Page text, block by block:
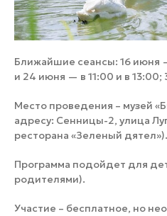
Ближайшие сеансы: 16 июня
и 24 июня — в 11:00 и в 13:00;
Место проведения – музей
адресу: Сенницы-2, улица
ресторана «Зеленый дятел»).
Программа подойдет для
родителями).
Участие – бесплатное, но